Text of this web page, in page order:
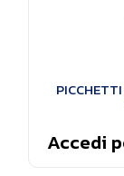
Accedi